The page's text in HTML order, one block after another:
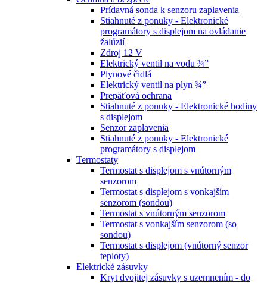
Prídavná sonda k senzoru zaplavenia
Stiahnuté z ponuky - Elektronické
programátory s displejom na ovládanie
žalúzií
Zdroj 12 V
Elektrický ventil na vodu ¾”
Plynové čidlá
Elektrický ventil na plyn ¾”
Prepäťová ochrana
Stiahnuté z ponuky - Elektronické hodiny
s displejom
Senzor zaplavenia
Stiahnuté z ponuky - Elektronické
programátory s displejom
Termostaty
Termostat s displejom s vnútorným
senzorom
Termostat s displejom s vonkajším
senzorom (sondou)
Termostat s vnútorným senzorom
Termostat s vonkajším senzorom (so
sondou)
Termostat s displejom (vnútorný senzor
teploty)
Elektrické zásuvky
Kryt dvojitej zásuvky s uzemnením - do